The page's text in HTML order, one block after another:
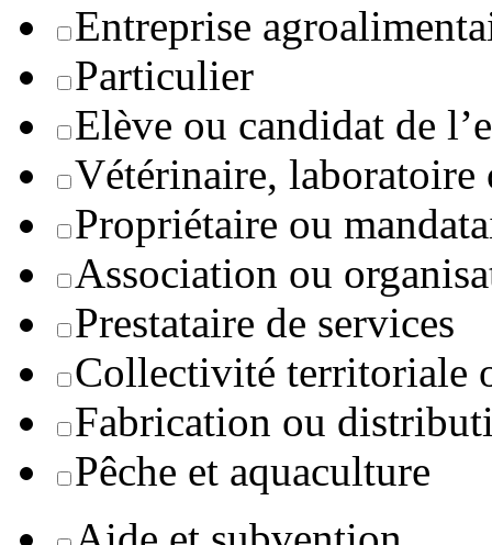
Entreprise
Particulier
Elève ou candidat de
Vétérinaire, laboratoire
Propriétaire ou
Association ou
Prestataire de services
Collectivité territoriale
Fabrication ou
Pêche et aquaculture